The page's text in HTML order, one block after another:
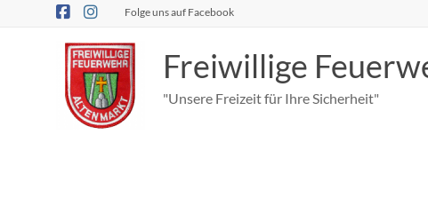
Folge uns auf Facebook
Freiwillige
"Unsere Freizeit für Ihre Sicherheit"